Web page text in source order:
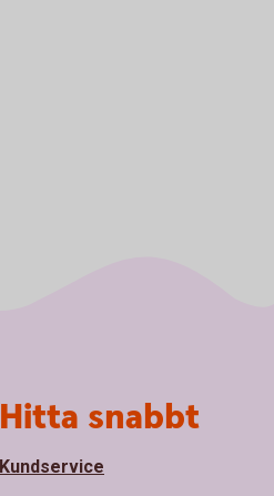
Hitta snabbt
Kundservice